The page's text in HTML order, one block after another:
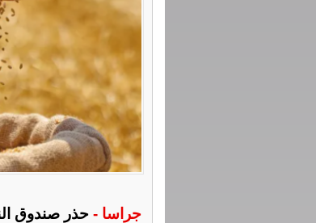
جراسا - حذر صندوق